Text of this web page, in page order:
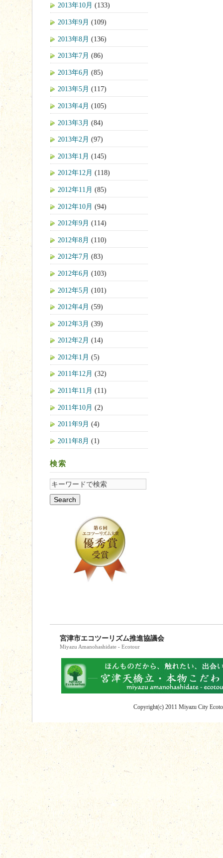
2013年10月 (133)
2013年9月 (109)
2013年8月 (136)
2013年7月 (86)
2013年6月 (85)
2013年5月 (117)
2013年4月 (105)
2013年3月 (84)
2013年2月 (97)
2013年1月 (145)
2012年12月 (118)
2012年11月 (85)
2012年10月 (94)
2012年9月 (114)
2012年8月 (110)
2012年7月 (83)
2012年6月 (103)
2012年5月 (101)
2012年4月 (59)
2012年3月 (39)
2012年2月 (14)
2012年1月 (5)
2011年12月 (32)
2011年11月 (11)
2011年10月 (2)
2011年9月 (4)
2011年8月 (1)
検索
宮津市エコツーリズム推進協議会
Miyazu Amanohashidate - Ecotour
Copyright(c) 2011 Miyazu City